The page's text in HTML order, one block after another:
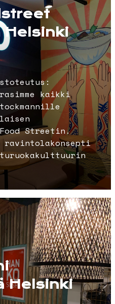
Helsinki
kaikki
Food Streetin.
ravintolakonsepti
Helsinki